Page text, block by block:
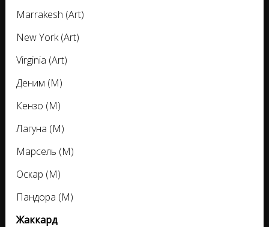
Marrakesh (Art)
New York (Art)
Virginia (Art)
Деним (M)
Кензо (M)
Лагуна (M)
Марсель (M)
Оскар (M)
Пандора (M)
Жаккард